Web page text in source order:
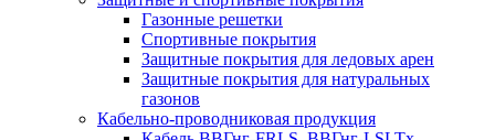
Газонные решетки
Спортивные покрытия
Защитные покрытия для ледовых арен
Защитные покрытия для натуральных
газонов
Кабельно-проводниковая продукция